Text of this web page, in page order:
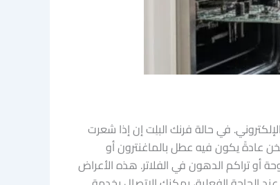
في حالة فرنك البلِت إن إذا شعرت
عادةً يكون فيه عطل بالماغنترون أو
أو تراكم الدهون في الفلاتر. هذه الأعراض